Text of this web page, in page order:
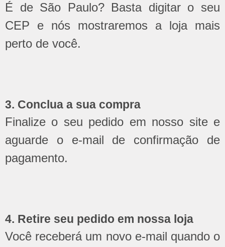
É de São Paulo? Basta digitar o seu
CEP e nós mostraremos a loja mais
perto de você.
3. Conclua a sua compra
Finalize o seu pedido em nosso site e
aguarde o e-mail de confirmação de
pagamento.
4. Retire seu pedido em nossa loja
Você receberá um novo e-mail quando o